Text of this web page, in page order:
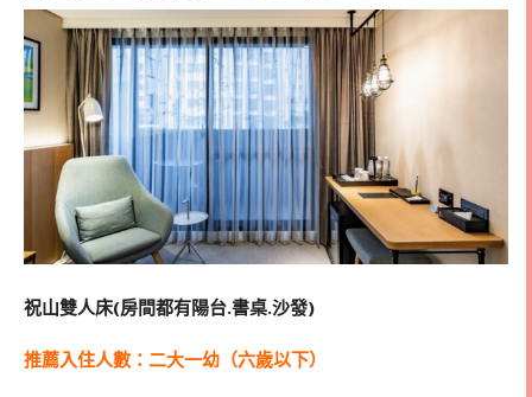
祝山雙人床(房間都有陽台.書桌.沙發)
推薦入住人數：二大一幼（六歲以下）